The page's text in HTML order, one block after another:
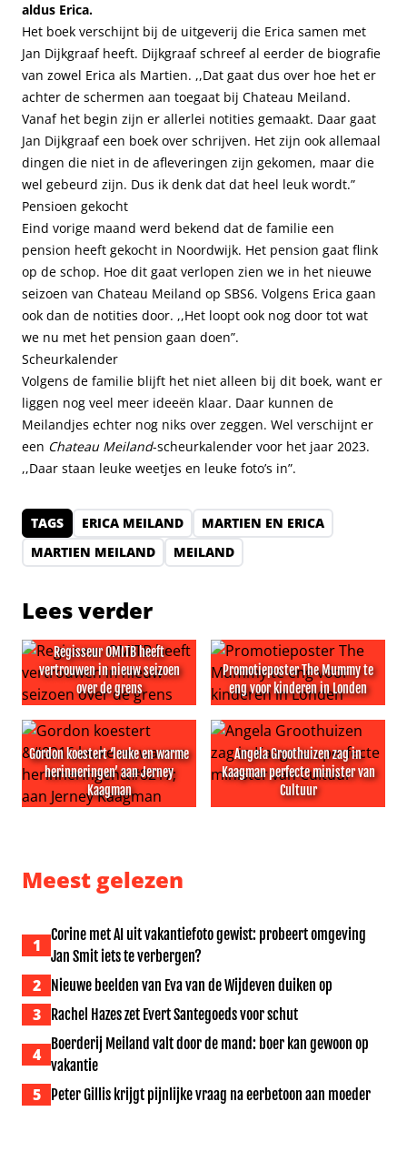
aldus Erica.
Het boek verschijnt bij de uitgeverij die Erica samen met
Jan Dijkgraaf heeft. Dijkgraaf schreef al eerder de biografie
van zowel Erica als Martien. ,,Dat gaat dus over hoe het er
achter de schermen aan toegaat bij Chateau Meiland.
Vanaf het begin zijn er allerlei notities gemaakt. Daar gaat
Jan Dijkgraaf een boek over schrijven. Het zijn ook allemaal
dingen die niet in de afleveringen zijn gekomen, maar die
wel gebeurd zijn. Dus ik denk dat dat heel leuk wordt.”
Pensioen gekocht
Eind vorige maand werd bekend dat de familie een
pension heeft gekocht in Noordwijk. Het pension gaat flink
op de schop. Hoe dit gaat verlopen zien we in het nieuwe
seizoen van Chateau Meiland op SBS6. Volgens Erica gaan
ook dan de notities door. ,,Het loopt ook nog door tot wat
we nu met het pension gaan doen”.
Scheurkalender
Volgens de familie blijft het niet alleen bij dit boek, want er
liggen nog veel meer ideeën klaar. Daar kunnen de
Meilandjes echter nog niks over zeggen. Wel verschijnt er
een Chateau Meiland-scheurkalender voor het jaar 2023.
,,Daar staan leuke weetjes en leuke foto’s in”.
TAGS ERICA MEILAND
MARTIEN EN ERICA
MARTIEN MEILAND
MEILAND
Lees verder
Regisseur OMITB heeft
vertrouwen in nieuw seizoen
over de grens
Regisseur OMITB heeft vertrouwen in nieuw seizoen
Promotieposter The Mummy te
eng voor kinderen in Londen
Promotieposter The
Gordon koestert ‘leuke en warme
herinneringen’ aan Jerney
Kaagman
Angela Groothuizen zag in
Kaagman perfecte minister van
Cultuur
Meest gelezen
1
Corine met AI uit vakantiefoto gewist: probeert omgeving
Jan Smit iets te verbergen?
2 Nieuwe beelden van Eva van de Wijdeven duiken op
3 Rachel Hazes zet Evert Santegoeds voor schut
4
Boerderij Meiland valt door de mand: boer kan gewoon op
vakantie
5 Peter Gillis krijgt pijnlijke vraag na eerbetoon aan moeder